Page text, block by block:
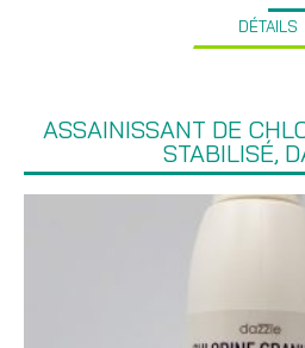
DÉTAILS
ASSAINISSANT DE
STABILISÉ,